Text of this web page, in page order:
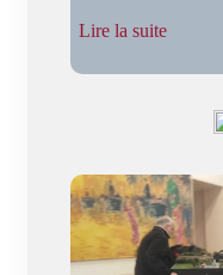
Lire la suite:
du
de-
Crau